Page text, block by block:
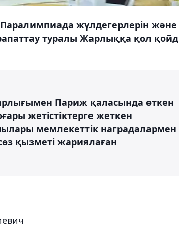
жүлдегерлерін және
туралы Жарлыққа қол
Париж қаласында өткен
жетістіктерге жеткен
мемлекеттік наградалармен
қызметі жариялаған